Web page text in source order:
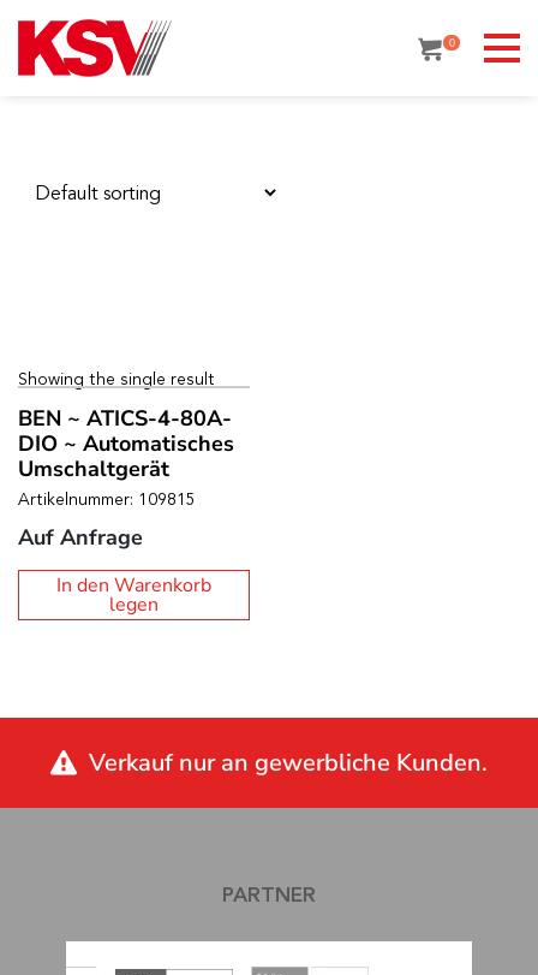
content
0
Showing the single result
BEN ~ ATICS-4-80A-
DIO ~ Automatisches
Umschaltgerät
Artikelnummer: 109815
Auf Anfrage
In den Warenkorb
legen
Verkauf nur an gewerbliche Kunden.
PARTNER